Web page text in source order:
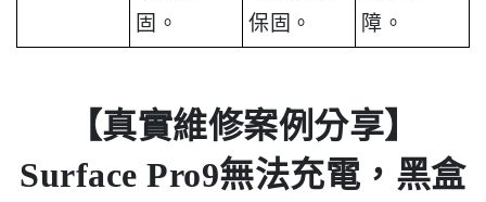
固。
保固。
障。
【真實維修案例分享】
Surface Pro9無法充電，黑盒